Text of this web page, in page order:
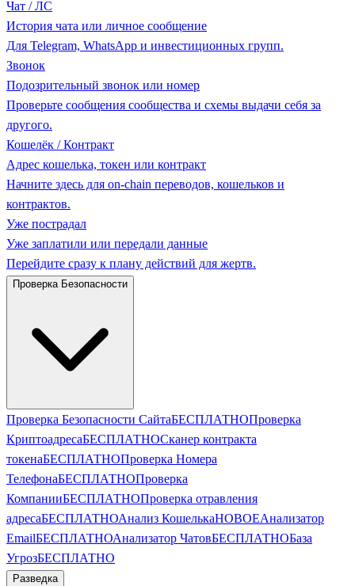
Чат / ЛС
История чата или личное сообщение
Для Telegram, WhatsApp и инвестиционных групп.
Звонок
Подозрительный звонок или номер
Проверьте сообщения сообщества и схемы выдачи себя за
другого.
Кошелёк / Контракт
Адрес кошелька, токен или контракт
Начните здесь для on-chain переводов, кошельков и
контрактов.
Уже пострадал
Уже заплатили или передали данные
Перейдите сразу к плану действий для жертв.
Проверка Безопасности
Проверка Безопасности СайтаБЕСПЛАТНОПроверка
КриптоадресаБЕСПЛАТНОСканер контракта
токенаБЕСПЛАТНОПроверка Номера
ТелефонаБЕСПЛАТНОПроверка
КомпанииБЕСПЛАТНОПроверка отравления
адресаБЕСПЛАТНОАнализ КошелькаНОВОЕАнализатор
EmailБЕСПЛАТНОАнализатор ЧатовБЕСПЛАТНОБаза
УгрозБЕСПЛАТНО
Разведка